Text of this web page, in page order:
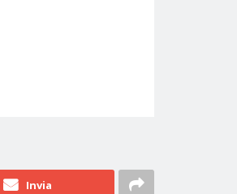
Invia